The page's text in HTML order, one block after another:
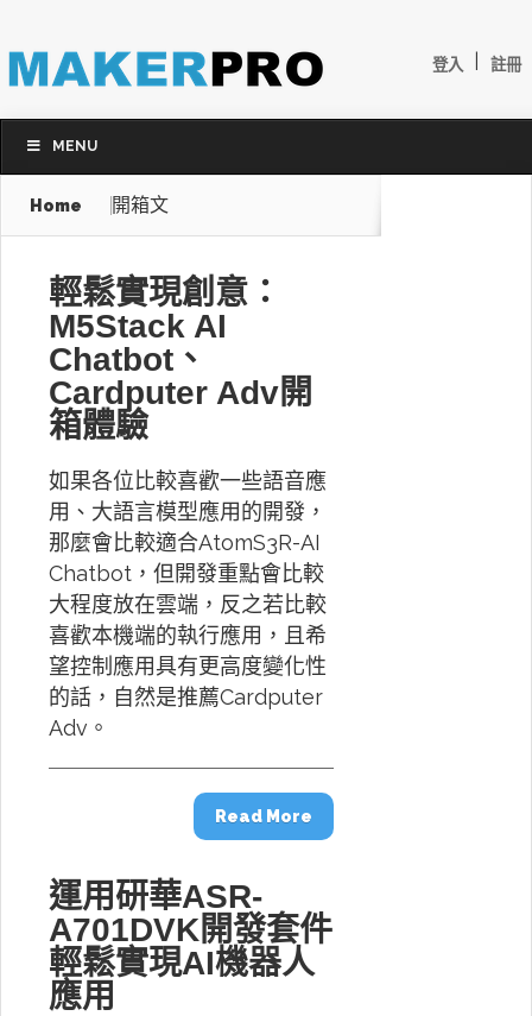
登入 註冊
MENU
Home 開箱文
輕鬆實現創意：
M5Stack AI
Chatbot、
Cardputer Adv開
箱體驗
如果各位比較喜歡一些語音應
用、大語言模型應用的開發，
那麼會比較適合AtomS3R-AI
Chatbot，但開發重點會比較
大程度放在雲端，反之若比較
喜歡本機端的執行應用，且希
望控制應用具有更高度變化性
的話，自然是推薦Cardputer
Adv。
Read More
運用研華ASR-
A701DVK開發套件
輕鬆實現AI機器人
應用